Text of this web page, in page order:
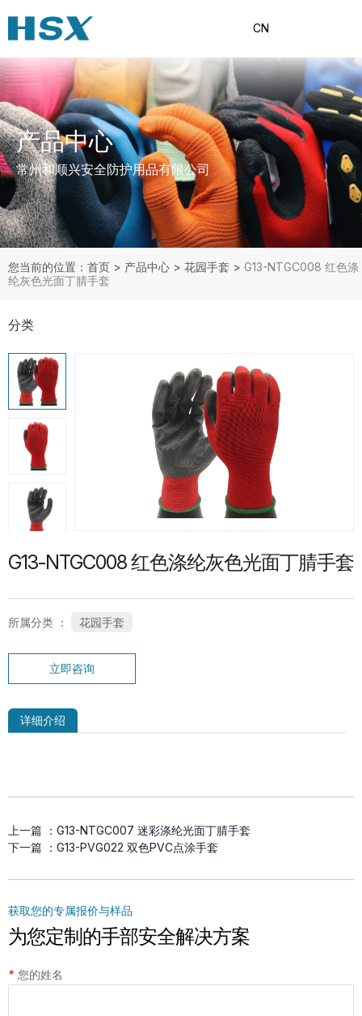
CN
产品中心
常州和顺兴安全防护用品有限公司
您当前的位置：首页 > 产品中心 > 花园手套 > G13-NTGC008 红色涤
纶灰色光面丁腈手套
产品分类
分类
热门产品
G13-PUG1315 紧急分离护指PU手套
SP-CN-21G-WH 礼仪手套
手套
G13-NTGC008 红色涤纶灰色光面丁腈手套
所属分类 ： 花园手套
立即咨询
详细介绍
上一篇 ： G13-NTGC007 迷彩涤纶光面丁腈手套
下一篇 ： G13-PVG022 双色PVC点涂手套
获取您的专属报价与样品
为您定制的手部安全解决方案
* 您的姓名